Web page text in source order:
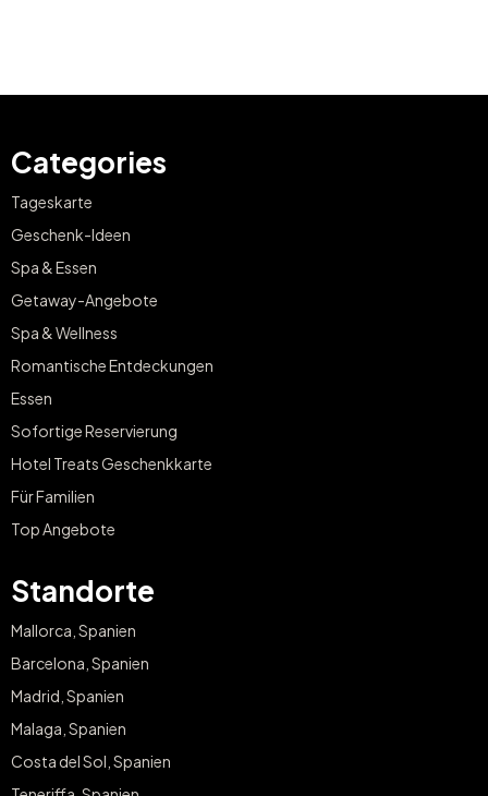
Categories
Tageskarte
Geschenk-Ideen
Spa & Essen
Getaway-Angebote
Spa & Wellness
Romantische Entdeckungen
Essen
Sofortige Reservierung
Hotel Treats Geschenkkarte
Für Familien
Top Angebote
Standorte
Mallorca, Spanien
Barcelona, Spanien
Madrid, Spanien
Malaga, Spanien
Costa del Sol, Spanien